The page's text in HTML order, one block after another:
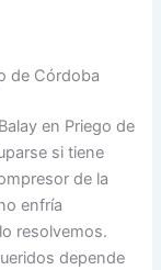
de Córdoba
en Priego de
si tiene
de la
enfría
resolvemos.
depende